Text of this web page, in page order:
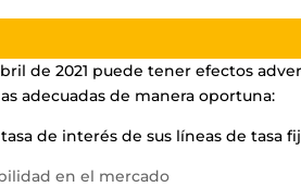
de 2021 puede tener efectos
adecuadas de manera oportuna:
de interés de sus líneas de tasa
en el mercado